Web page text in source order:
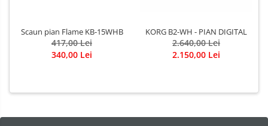
Scaun pian Flame KB-15WHB
417,00 Lei
340,00 Lei
KORG B2-WH - PIAN DIGITAL
2.640,00 Lei
2.150,00 Lei